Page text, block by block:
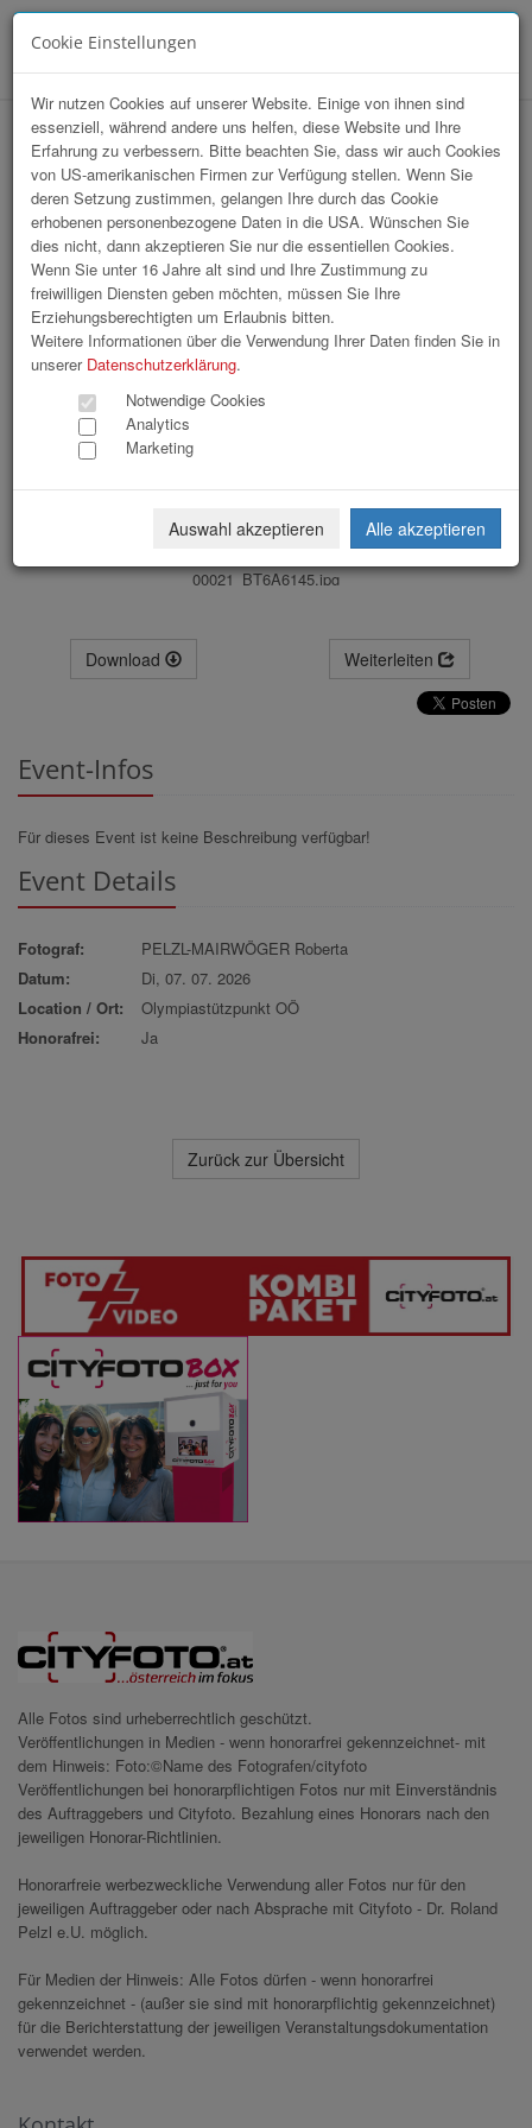
StartUp Sport / Sommerfest 2026
00021_BT6A6145.jpg
Download Weiterleiten
Event-Infos
Für dieses Event ist keine Beschreibung verfügbar!
Event Details
Fotograf:
PELZL-MAIRWÖGER Roberta
Datum:
Di, 07. 07. 2026
Location / Ort:
Olympiastützpunkt OÖ
Honorafrei:
Ja
Zurück zur Übersicht
Alle Fotos sind urheberrechtlich geschützt.
Veröffentlichungen in Medien - wenn honorarfrei gekennzeichnet- mit
dem Hinweis: Foto:©Name des Fotografen/cityfoto
Veröffentlichungen bei honorarpflichtigen Fotos nur mit Einverständnis
des Auftraggebers und Cityfoto. Bezahlung eines Honorars nach den
jeweiligen Honorar-Richtlinien.
Honorarfreie werbezweckliche Verwendung aller Fotos nur für den
jeweiligen Auftraggeber oder nach Absprache mit Cityfoto - Dr. Roland
Pelzl e.U. möglich.
Für Medien der Hinweis: Alle Fotos dürfen - wenn honorarfrei
gekennzeichnet - (außer sie sind mit honorarpflichtig gekennzeichnet)
für die Berichterstattung der jeweiligen Veranstaltungsdokumentation
verwendet werden.
Cookie Einstellungen
Wir nutzen Cookies auf unserer Website. Einige von ihnen sind
essenziell, während andere uns helfen, diese Website und Ihre
Erfahrung zu verbessern. Bitte beachten Sie, dass wir auch Cookies
von US-amerikanischen Firmen zur Verfügung stellen. Wenn Sie
deren Setzung zustimmen, gelangen Ihre durch das Cookie
erhobenen personenbezogene Daten in die USA. Wünschen Sie
dies nicht, dann akzeptieren Sie nur die essentiellen Cookies.
Wenn Sie unter 16 Jahre alt sind und Ihre Zustimmung zu
freiwilligen Diensten geben möchten, müssen Sie Ihre
Erziehungsberechtigten um Erlaubnis bitten.
Weitere Informationen über die Verwendung Ihrer Daten finden Sie in
unserer Datenschutzerklärung.
Notwendige Cookies
Analytics
Marketing
Auswahl akzeptieren Alle akzeptieren